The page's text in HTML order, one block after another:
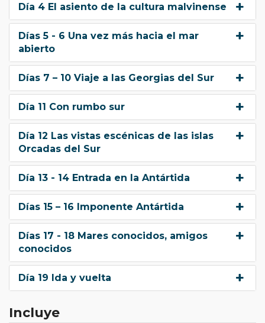
Día 4 El asiento de la cultura malvinense
Días 5 - 6 Una vez más hacia el mar
abierto
Días 7 – 10 Viaje a las Georgias del Sur
Día 11 Con rumbo sur
Día 12 Las vistas escénicas de las islas
Orcadas del Sur
Día 13 - 14 Entrada en la Antártida
Días 15 – 16 Imponente Antártida
Días 17 - 18 Mares conocidos, amigos
conocidos
Día 19 Ida y vuelta
Incluye